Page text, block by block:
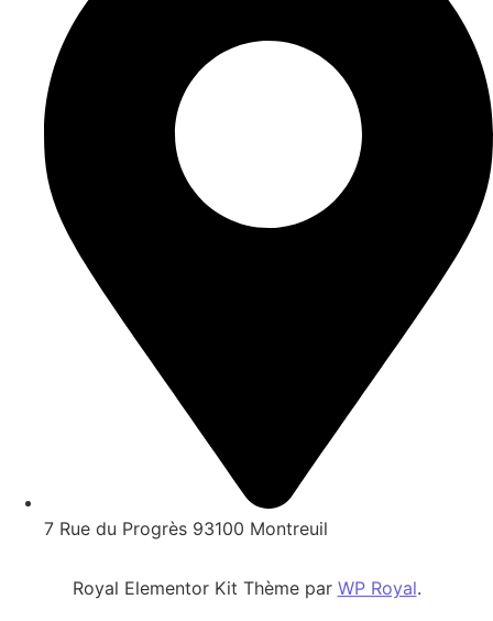
7 Rue du Progrès 93100 Montreuil
Royal Elementor Kit Thème par WP Royal.